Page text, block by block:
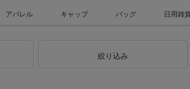
アパレル キャップ バッグ 日用雑
絞り込み